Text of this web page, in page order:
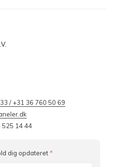
/ +31 36 760 50 69
525 14 44
dig opdateret *